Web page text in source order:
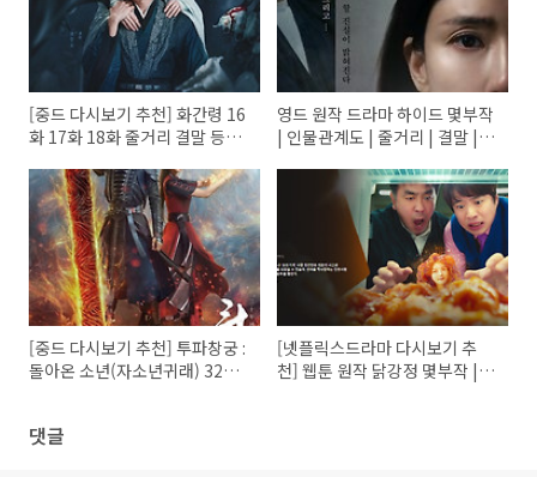
[중드 다시보기 추천] 화간령 16
화 17화 18화 줄거리 결말 등장
영드 원작 드라마 하이드 몇부작
| 인물관계도 | 줄거리 | 결말 |
이무생 이청아 이민재
[중드 다시보기 추천] 투파창궁 :
돌아온 소년(자소년귀래) 32화
[넷플릭스드라마 다시보기 추
천] 웹툰 원작 닭강정 몇부작 |
댓글